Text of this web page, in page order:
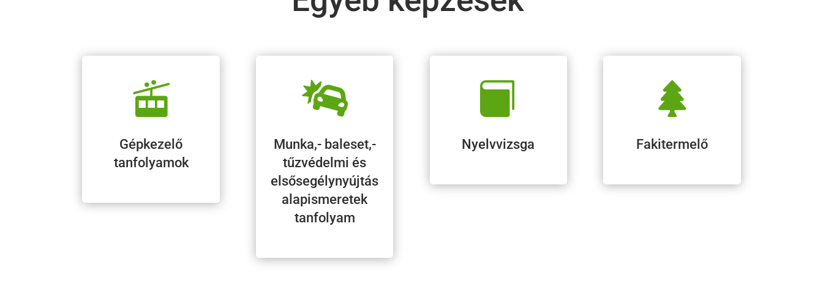

Gépkezelő
tanfolyamok

Munka,- baleset,-
tűzvédelmi és
elsősegélynyújtás
alapismeretek
tanfolyam

Nyelvvizsga

Fakitermelő